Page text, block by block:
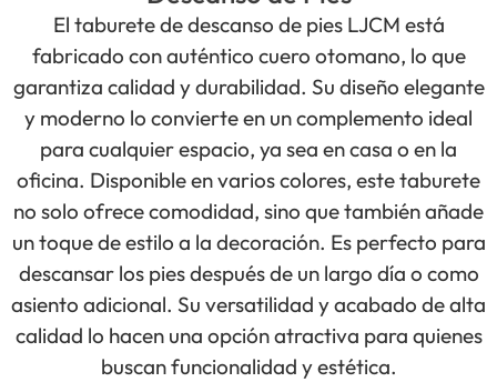
El taburete de descanso de pies LJCM está
fabricado con auténtico cuero otomano, lo que
garantiza calidad y durabilidad. Su diseño elegante
y moderno lo convierte en un complemento ideal
para cualquier espacio, ya sea en casa o en la
oficina. Disponible en varios colores, este taburete
no solo ofrece comodidad, sino que también añade
un toque de estilo a la decoración. Es perfecto para
descansar los pies después de un largo día o como
asiento adicional. Su versatilidad y acabado de alta
calidad lo hacen una opción atractiva para quienes
buscan funcionalidad y estética.